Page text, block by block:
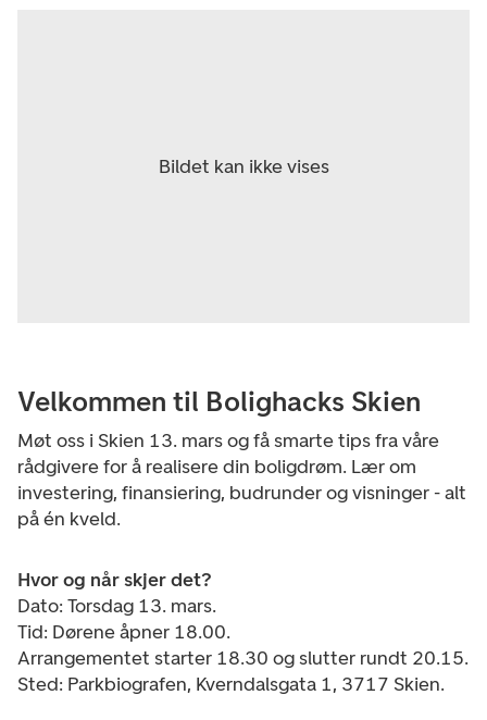
Velkommen til Bolighacks Skien
Møt oss i Skien 13. mars og få smarte tips fra våre
rådgivere for å realisere din boligdrøm. Lær om
investering, finansiering, budrunder og visninger - alt
på én kveld.
Hvor og når skjer det?
Dato: Torsdag 13. mars.
Tid: Dørene åpner 18.00.
Arrangementet starter 18.30 og slutter rundt 20.15.
Sted: Parkbiografen, Kverndalsgata 1, 3717 Skien.